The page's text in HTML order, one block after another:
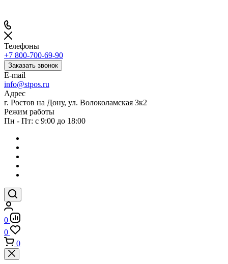
Телефоны
+7 800-700-69-90
Заказать звонок
E-mail
info@stpos.ru
Адрес
г. Ростов на Дону, ул. Волоколамская 3к2
Режим работы
Пн - Пт: с 9:00 до 18:00
0
0
0